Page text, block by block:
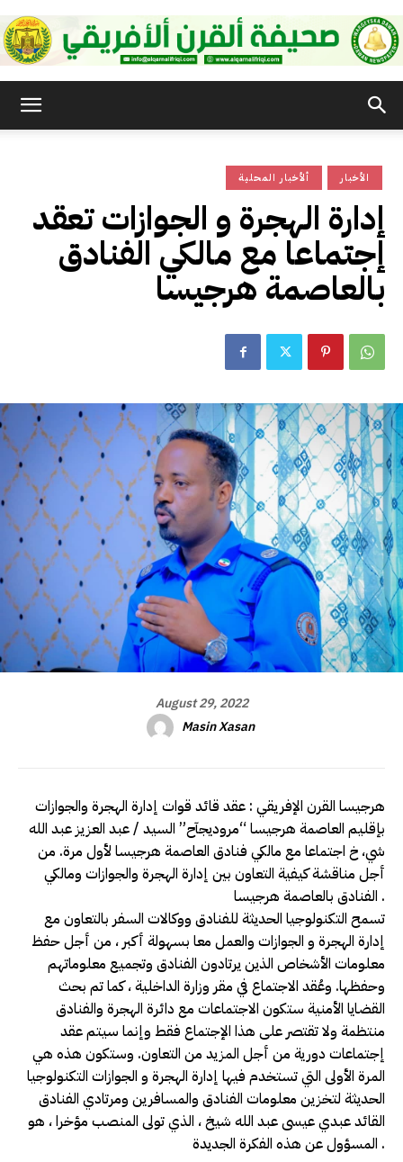
الأفريقي
ألأخبار المحلية الأخبار
إدارة الهجرة و الجوازات تعقد
إجتماعا مع مالكي الفنادق
بالعاصمة هرجيسا
August 29, 2022
Masin Xasan
هرجيسا القرن الإفريقي : عقد قائد قوات إدارة الهجرة والجوازات
بإقليم العاصمة هرجيسا “مروديجآح” السيد / عبد العزيز عبد الله
شي، خ اجتماعا مع مالكي فنادق العاصمة هرجيسا لأول مرة. من
أجل مناقشة كيفية التعاون بين إدارة الهجرة والجوازات ومالكي
الفنادق بالعاصمة هرجيسا .
تسمح التكنولوجيا الحديثة للفنادق ووكالات السفر بالتعاون مع
إدارة الهجرة و الجوازات والعمل معا بسهولة أكبر ، من أجل حفظ
معلومات الأشخاص الذين يرتادون الفنادق وتجميع معلوماتهم
وحفظها. وعُقد الاجتماع في مقر وزارة الداخلية ، كما تم بحث
القضايا الأمنية ستكون الاجتماعات مع دائرة الهجرة والفنادق
منتظمة ولا تقتصر على هذا الإجتماع فقط وإنما سيتم عقد
إجتماعات دورية من أجل المزيد من التعاون. وستكون هذه هي
المرة الأولى التي تستخدم فيها إدارة الهجرة و الجوازات التكنولوجيا
الحديثة لتخزين معلومات الفنادق والمسافرين ومرتادي الفنادق
القائد عبدي عيسى عبد الله شيخ ، الذي تولى المنصب مؤخرا ، هو
المسؤول عن هذه الفكرة الجديدة .